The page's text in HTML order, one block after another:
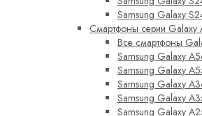
Samsung Galaxy
Смартфоны серии Galaxy
Все смартфоны
Samsung Galaxy
Samsung Galaxy
Samsung Galaxy
Samsung Galaxy
Samsung Galaxy